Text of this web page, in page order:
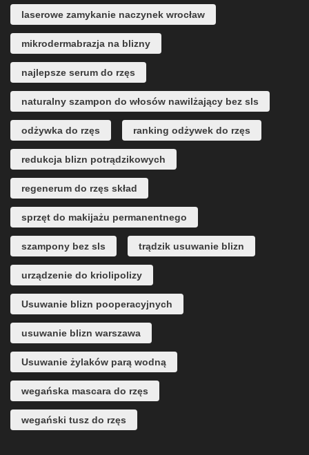
laserowe zamykanie naczynek wrocław
mikrodermabrazja na blizny
najlepsze serum do rzęs
naturalny szampon do włosów nawilżający bez sls
odżywka do rzęs ranking odżywek do rzęs
redukcja blizn potrądzikowych
regenerum do rzęs skład
sprzęt do makijażu permanentnego
szampony bez sls trądzik usuwanie blizn
urządzenie do kriolipolizy
Usuwanie blizn pooperacyjnych
usuwanie blizn warszawa
Usuwanie żylaków parą wodną
wegańska mascara do rzęs
wegański tusz do rzęs